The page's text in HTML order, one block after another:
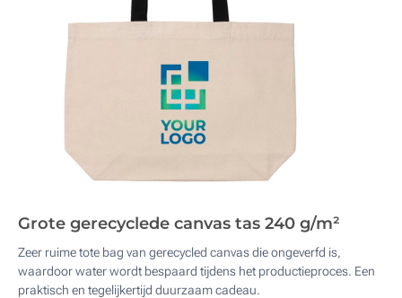
Grote gerecyclede canvas tas 240 g/m²
Zeer ruime tote bag van gerecycled canvas die ongeverfd is,
waardoor water wordt bespaard tijdens het productieproces. Een
praktisch en tegelijkertijd duurzaam cadeau.